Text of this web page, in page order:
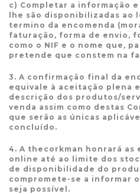
c) Completar a informação
lhe são disponibilizadas ao
termino da encomenda
faturação, forma de envio,
como o NIF e o nome que,
pretende que constem na
3. A confirmação final da
equivale à aceitação plena
descrição dos produtos/
venda assim como destas
que serão as únicas
concluído.
4. A thecorkman honrará as
online até ao limite dos
de disponibilidade do
compromete-se a informar
seja possível.